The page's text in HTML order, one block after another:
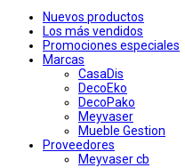
Nuevos productos
Los más vendidos
Promociones especiales
Marcas
CasaDis
DecoEko
DecoPako
Meyvaser
Mueble Gestion
Proveedores
Meyvaser cb